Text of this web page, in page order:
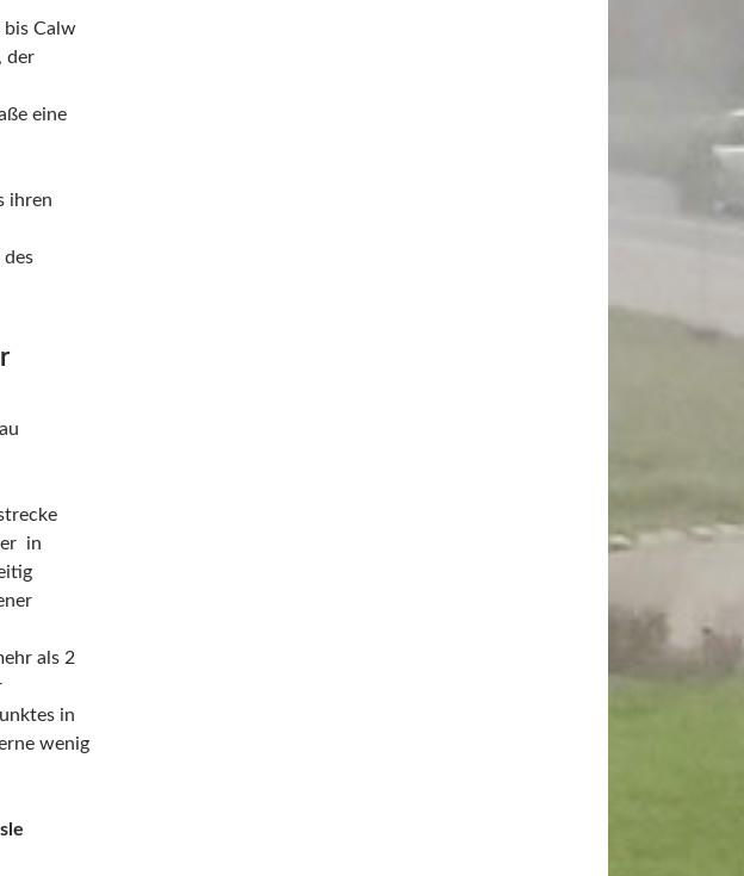
bis Calw
der
eine
ihren
des
in
als 2
in
wenig